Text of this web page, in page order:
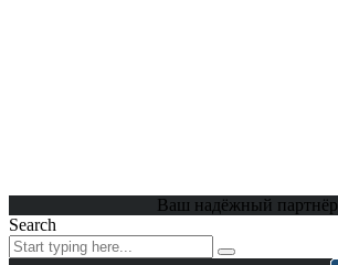
Ваш надёжный партнёр
Search